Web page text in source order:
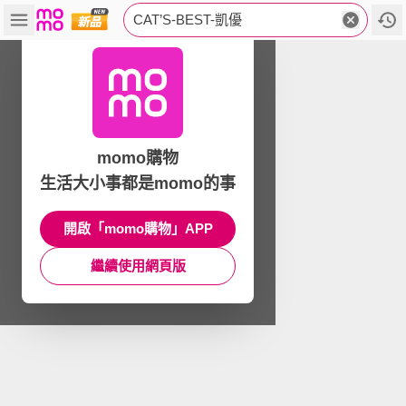
CAT’S-BEST-凱優
momo購物
生活大小事都是momo的事
開啟「momo購物」APP
繼續使用網頁版